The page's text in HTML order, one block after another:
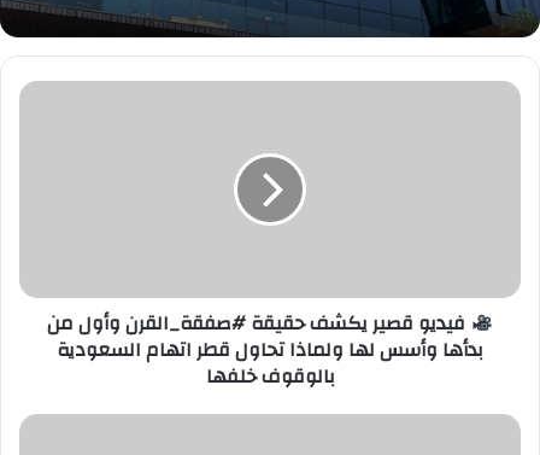
بدأها
وأسس
قطر
فيديو قصير يكشف حقيقة #صفقة_القرن وأول من
بدأها وأسس لها ولماذا تحاول قطر اتهام السعودية
بالوقوف خلفها
حقيقة